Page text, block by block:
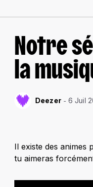
Notre
la
Deezer 6 Juil
Il existe des animes
tu aimeras